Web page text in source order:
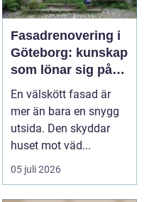
Fasadrenovering i
Göteborg: kunskap
som lönar sig på
lång sikt
En välskött fasad är
mer än bara en snygg
utsida. Den skyddar
huset mot väd...
05 juli 2026